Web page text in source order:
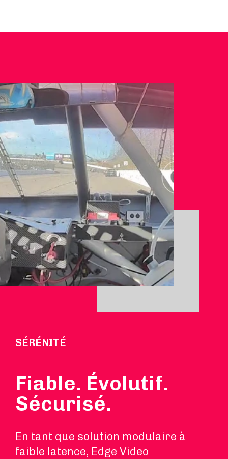
SÉRÉNITÉ
Fiable. Évolutif.
Sécurisé.
En tant que solution modulaire à
faible latence, Edge Video